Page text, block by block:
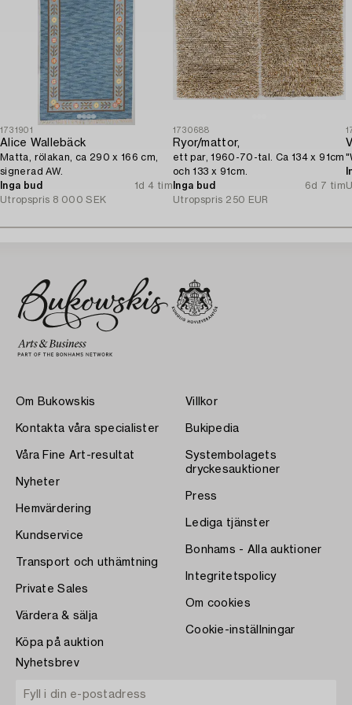
1731901
Alice Wallebäck
Matta, rölakan, ca 290 x 166 cm,
signerad AW.
Inga bud
1d 4 tim
Utropspris 8 000 SEK
1730688
Ryor/mattor,
ett par, 1960-70-tal. Ca 134 x 91cm
och 133 x 91cm.
Inga bud
6d 7 tim
Utropspris 250 EUR
Om Bukowskis
Kontakta våra specialister
Våra Fine Art-resultat
Nyheter
Hemvärdering
Kundservice
Transport och uthämtning
Private Sales
Värdera & sälja
Köpa på auktion
Villkor
Bukipedia
Systembolagets
dryckesauktioner
Press
Lediga tjänster
Bonhams - Alla auktioner
Integritetspolicy
Om cookies
Cookie-inställningar
Nyhetsbrev